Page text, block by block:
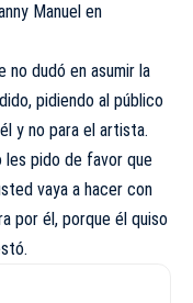
Manuel en
no dudó en asumir la
pidiendo al público
y no para el artista.
les pido de favor que
vaya a hacer con
por él, porque él quiso